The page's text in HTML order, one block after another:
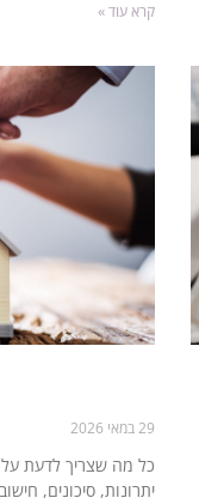
קרא עוד »
29 במאי 2026
כל מה שצריך לדעת על
יתרונות, סיכונים,